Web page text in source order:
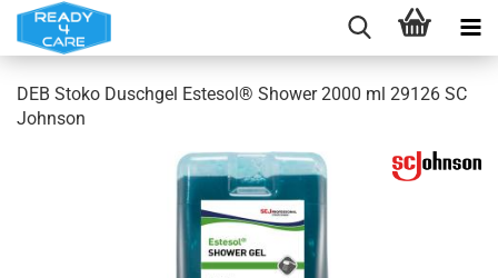
DEB Stoko Duschgel Estesol® Shower 2000 ml 29126 SC
Johnson